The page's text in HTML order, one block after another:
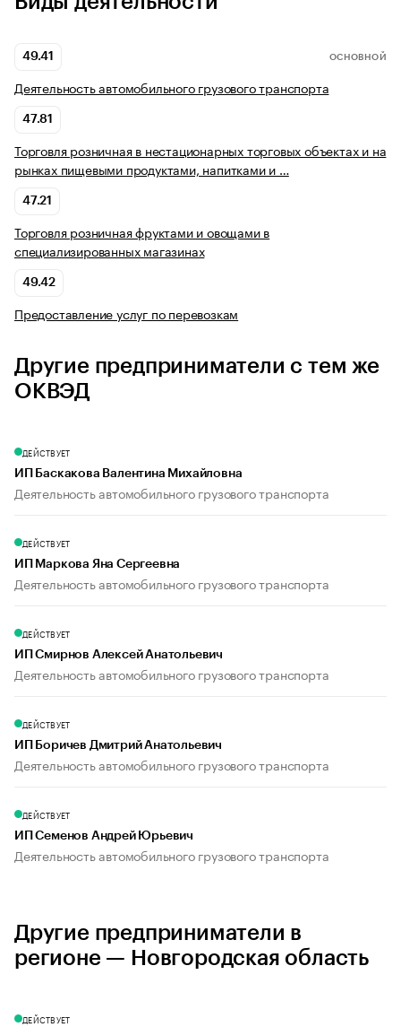
49.41 ОСНОВНОЙ
Деятельность автомобильного грузового транспорта
47.81
Торговля розничная в нестационарных торговых объектах и на
рынках пищевыми продуктами, напитками и …
47.21
Торговля розничная фруктами и овощами в
специализированных магазинах
49.42
Предоставление услуг по перевозкам
Другие предприниматели с тем же
ОКВЭД
ДЕЙСТВУЕТ
ИП Баскакова Валентина Михайловна
Деятельность автомобильного грузового транспорта
ДЕЙСТВУЕТ
ИП Маркова Яна Сергеевна
Деятельность автомобильного грузового транспорта
ДЕЙСТВУЕТ
ИП Смирнов Алексей Анатольевич
Деятельность автомобильного грузового транспорта
ДЕЙСТВУЕТ
ИП Боричев Дмитрий Анатольевич
Деятельность автомобильного грузового транспорта
ДЕЙСТВУЕТ
ИП Семенов Андрей Юрьевич
Деятельность автомобильного грузового транспорта
Другие предприниматели в
регионе — Новгородская область
ДЕЙСТВУЕТ